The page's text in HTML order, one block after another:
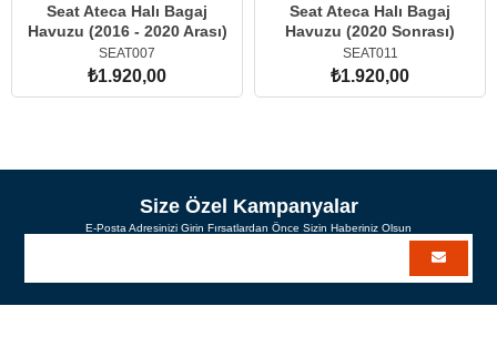
Seat Ateca Halı Bagaj
Havuzu (2016 - 2020 Arası)
SEAT007
₺1.920,00
Seat Ateca Halı Bagaj
Havuzu (2020 Sonrası)
SEAT011
₺1.920,00
Size Özel Kampanyalar
E-Posta Adresinizi Girin Fırsatlardan Önce Sizin Haberiniz Olsun